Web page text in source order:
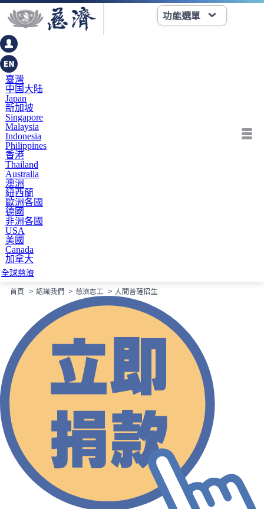
功能選單
臺灣
中国大陆
Japan
新加坡
Singapore
Malaysia
Indonesia
Philippines
香港
Thailand
Australia
澳洲
紐西蘭
歐洲各國
德國
非洲各國
USA
美國
Canada
加拿大
全球慈濟
首頁 > 認識我們 > 慈濟志工 > 人間菩薩招生